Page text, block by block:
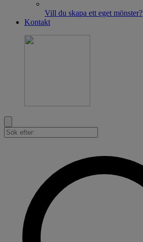
Vill du skapa ett eget mönster?
Kontakt